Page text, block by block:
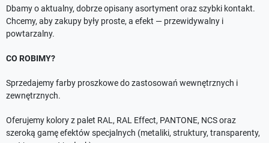
Dbamy o aktualny, dobrze opisany asortyment oraz szybki kontakt.
Chcemy, aby zakupy były proste, a efekt — przewidywalny i
powtarzalny.
CO ROBIMY?
Sprzedajemy farby proszkowe do zastosowań wewnętrznych i
zewnętrznych.
Oferujemy kolory z palet RAL, RAL Effect, PANTONE, NCS oraz
szeroką gamę efektów specjalnych (metaliki, struktury, transparenty,